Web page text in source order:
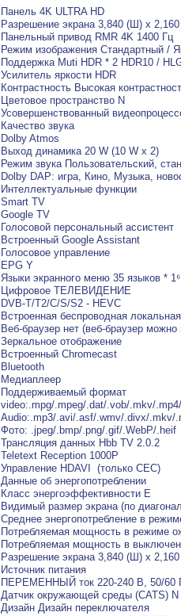
Панель 4K ULTRA HD
Разрешение экрана 3,840 (Ш) x
Панельный привод RMR 4K 1400 Гц
Режим изображения Стандартный /
Поддержка Muti HDR * 2 HDR10 /
Усилитель яркости HDR
Контрастность Высокая
Цветовое пространство N
Усовершенствованный
Качество звука
Dolby Atmos
Выход динамика 20 W (10 W x 2)
Режим звука Пользовательский,
Dolby DAP: игра, Кино, Музыка,
Интеллектуальные функции
Smart TV
Google TV
Голосовой персональный ассистент
Встроенный Google Assistant
Голосовое управление
EPG Y
Языки экранного меню 35 языков * 1⁶
Цифровое ТЕЛЕВИДЕНИЕ
DVB-T/T2/C/S/S2 - HEVC
Встроенная беспроводная
Веб-браузер нет (веб-браузер
Зеркальное отображение
Встроенный Chromecast
Bluetooth
Медиаплеер
Поддерживаемый формат
video:.mpg/.mpeg/.dat/.vob/.mkv/
Audio:.mp3/.avi/.asf/.wmv/.divx/.mkv/
Фото: .jpeg/.bmp/.png/.gif/.WebP/.heif
Трансляция данных Hbb TV 2.0.2
Teletext Reception 1000P
Управление HDAVI (только CEC)
Данные об энергопотреблении
Класс энергоэффективности E
Видимый размер экрана (по
Среднее энергопотребление в
Потребляемая мощность в режиме
Потребляемая мощность в
Разрешение экрана 3,840 (Ш) x
Источник питания
ПЕРЕМЕННЫЙ ток 220-240 В, 50/60
Датчик окружающей среды (CATS) N
Дизайн Дизайн переключателя